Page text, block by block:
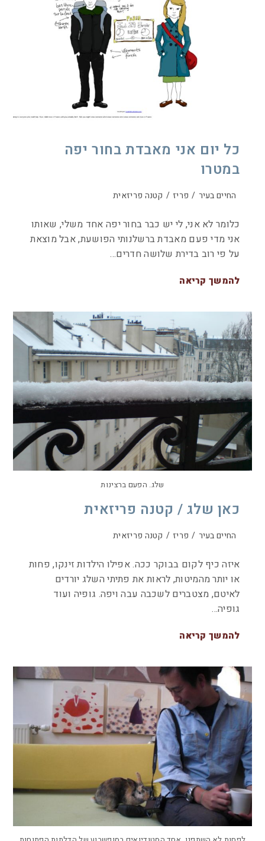
כל יום אני מאבדת בחור יפה
במטרו
החיים בעיר / פריז / קטנה פריזאית
כלומר לא אני, לי יש כבר בחור יפה אחד משלי, שאותו
אני מדי פעם מאבדת ברשלנותי הפושעת, אבל מוצאת
על פי רוב בדירת שלושה חדרים…
להמשך קריאה
שלג. הפעם ברצינות
כאן שלג / קטנה פריזאית
החיים בעיר / פריז / קטנה פריזאית
איזה כיף לקום בבוקר ככה. אפילו הילדות זינקו, פחות
או יותר מהמיטות, לראות את פתיתי השלג יורדים
לאיטם, מצטברים לשכבה עבה ויפה. גופיה ועוד
גופיה…
להמשך קריאה